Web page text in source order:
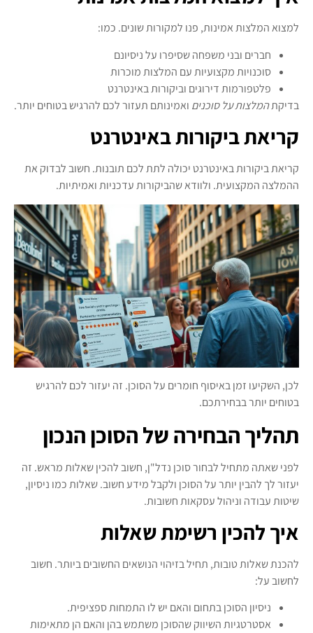
למצוא המלצות אמינות, פנו למקורות שונים. כמו:
חברים ובני משפחה שסיפרו על ניסיונם
סוכנויות מקצועיות עם המלצות מוכרות
פלטפורמות דירוגים וביקורות באינטרנט
בדיקתהמלצות על סוכנים ואמינותם תעזור לכם להרגיש בטוחים יותר.
קריאת ביקורות באינטרנט
קריאת ביקורות באינטרנט יכולה לתת לכם תובנות. חשוב לבדוק את
ההמלצה המקצועית. ולוודא שהביקורות עדכניות ואמיתיות.
לכן, השקיעו זמן באיסוף חומרים על הסוכן. זה יעזור לכם להרגיש
בטוחים יותר בבחירתכם.
תהליך הבחירה של הסוכן הנכון
לפני שאתה מתחיל לבחור סוכן נדל"ן, חשוב להכין שאלות מראש. זה
יעזור לך להבין יותר על הסוכן ולקבל מידע חשוב. שאלות כמו ניסיון,
שיטות עבודה וניהול עסקאות חשובות.
איך להכין רשימת שאלות
להכנת שאלות טובות, תחיל בזיהוי הנושאים החשובים ביותר. חשוב
לחשוב על:
ניסיון הסוכן בתחום והאם יש לו התמחות ספציפית.
אסטרטגיות השיווק שהסוכן משתמש בהן והאם הן מתאימות